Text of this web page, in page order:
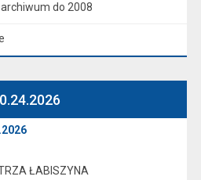
do 2008
ŁABISZYNA